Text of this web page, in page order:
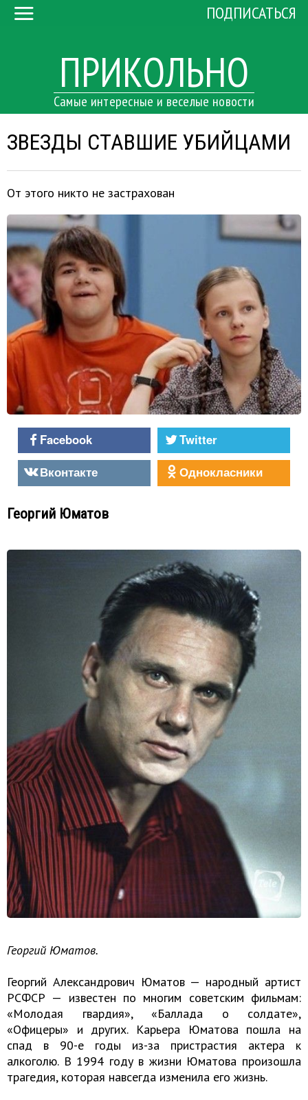
ПРИКОЛЬНО
Самые интересные и веселые новости
ПОДПИСАТЬСЯ
ЗВЕЗДЫ СТАВШИЕ УБИЙЦАМИ
От этого никто не застрахован
Facebook
Twitter
Вконтакте
Однокласники
Георгий Юматов
Георгий Юматов.
Георгий Александрович Юматов — народный артист
РСФСР — известен по многим советским фильмам:
«Молодая гвардия», «Баллада о солдате»,
«Офицеры» и других. Карьера Юматова пошла на
спад в 90-е годы из-за пристрастия актера к
алкоголю. В 1994 году в жизни Юматова произошла
трагедия, которая навсегда изменила его жизнь.